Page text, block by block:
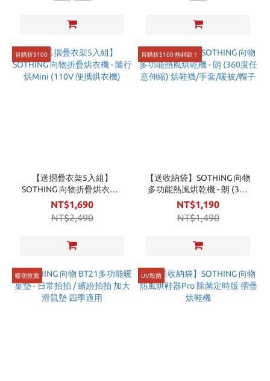
首購折$100
【送摺疊衣架5入組】
SOTHING 向物折疊烘衣機 -
隨行烘Mini (110V 便攜烘衣
機)
NT$1,690
NT$2,490
首購折$100 熱銷款！
【送收納袋】SOTHING 向物
多功能熱風烘乾機 - 朗 (360
度任意伸縮) 烘鞋襪/手套/暖
被/帽子
NT$1,190
NT$1,490
暖萌推薦 UV殺菌